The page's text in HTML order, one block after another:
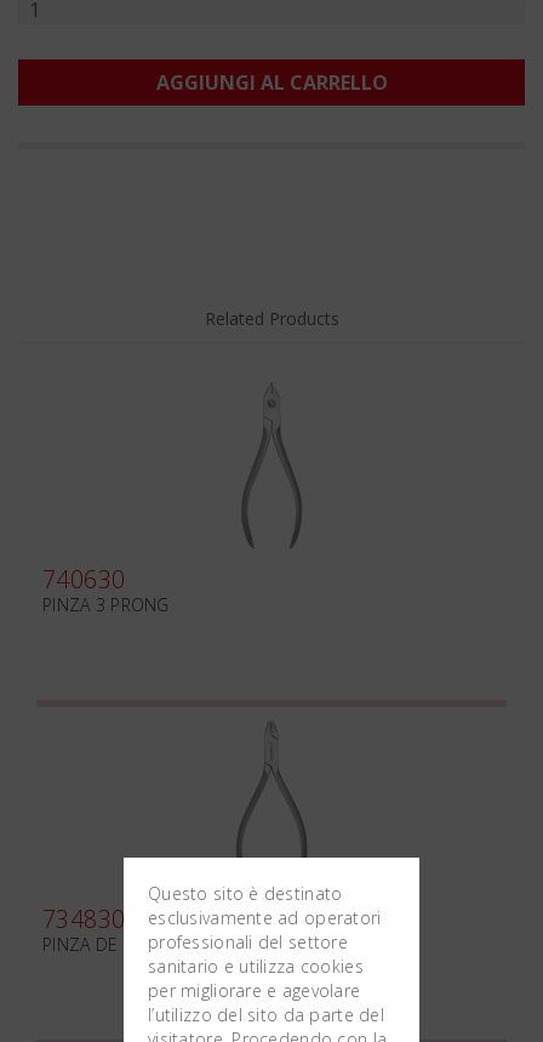
AGGIUNGI AL CARRELLO
Related Products
740630
PINZA 3 PRONG
734830
PINZA DE LA ROSA mm125 SCANALATA
Questo sito è destinato
esclusivamente ad operatori
professionali del settore
sanitario e utilizza cookies
per migliorare e agevolare
l’utilizzo del sito da parte del